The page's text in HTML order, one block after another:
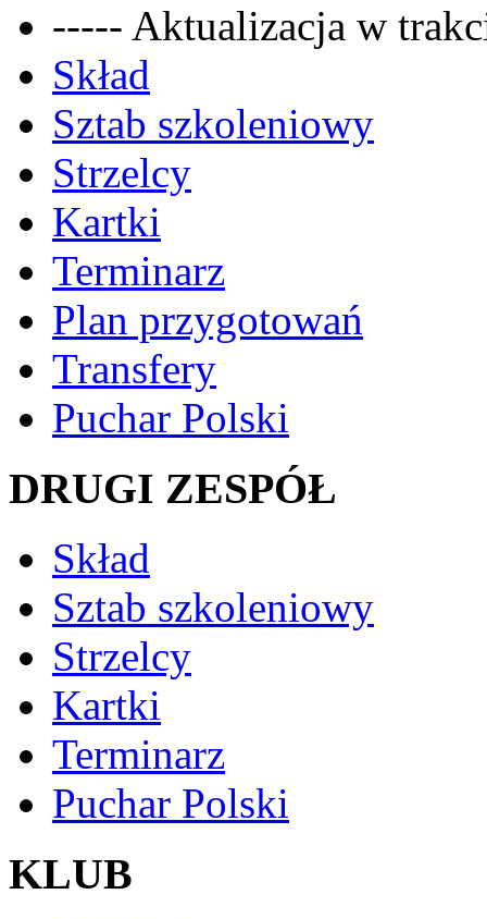
----- Aktualizacja w
Skład
Sztab szkoleniowy
Strzelcy
Kartki
Terminarz
Plan przygotowań
Transfery
Puchar Polski
DRUGI ZESPÓŁ
Skład
Sztab szkoleniowy
Strzelcy
Kartki
Terminarz
Puchar Polski
KLUB